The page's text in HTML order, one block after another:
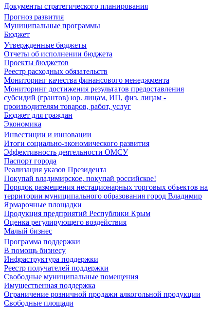
Документы стратегического планирования
Прогноз развития
Муниципальные программы
Бюджет
Утвержденные бюджеты
Отчеты об исполнении бюджета
Проекты бюджетов
Реестр расходных обязательств
Мониторинг качества финансового менеджмента
Мониторинг достижения результатов предоставления
субсидий (грантов) юр. лицам, ИП, физ. лицам -
производителям товаров, работ, услуг
Бюджет для граждан
Экономика
Инвестиции и инновации
Итоги социально-экономического развития
Эффективность деятельности ОМСУ
Паспорт города
Реализация указов Президента
Покупай владимирское, покупай российское!
Порядок размещения нестационарных торговых объектов на
территории муниципального образования город Владимир
Ярмарочные площадки
Продукция предприятий Республики Крым
Оценка регулирующего воздействия
Малый бизнес
Программа поддержки
В помощь бизнесу
Инфраструктура поддержки
Реестр получателей поддержки
Свободные муниципальные помещения
Имущественная поддержка
Ограничение розничной продажи алкогольной продукции
Свободные площади